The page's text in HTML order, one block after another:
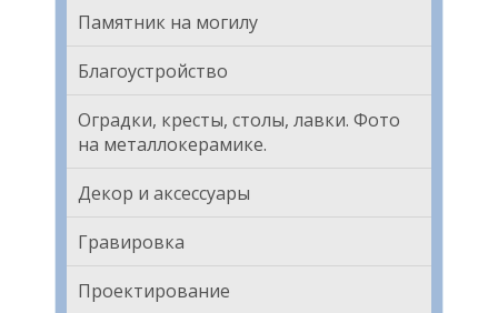
Памятник на могилу
Благоустройство
Оградки, кресты, столы, лавки. Фото
на металлокерамике.
Декор и аксессуары
Гравировка
Проектирование